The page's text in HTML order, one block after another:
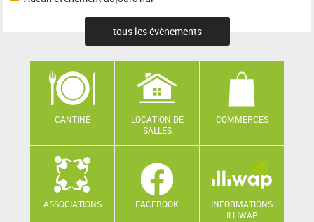
tous les évènements
CANTINE
LOCATION DE
SALLES
COMMERCES
ASSOCIATIONS FACEBOOK
INFORMATIONS
ILLIWAP